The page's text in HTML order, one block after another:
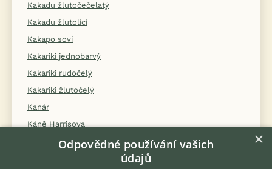
Kakadu žlutočečelatý
Kakadu žlutolící
Kakapo soví
Kakariki jednobarvý
Kakariki rudočelý
Kakariki žlutočelý
Kanár
Káně Harrisova
Kardinál červený
×
Odpovědné používání vašich
údajů